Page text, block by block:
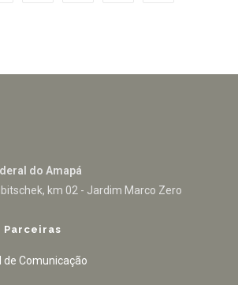
do Amapá
km 02 - Jardim Marco Zero